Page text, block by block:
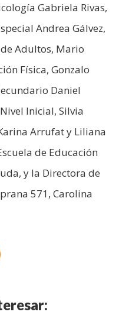
Gabriela Rivas,
Andrea Gálvez,
Adultos, Mario
Física, Gonzalo
Daniel
Inicial, Silvia
Arrufat y Liliana
de Educación
y la Directora de
571, Carolina